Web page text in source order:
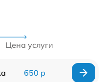
Цена услуги
650 р